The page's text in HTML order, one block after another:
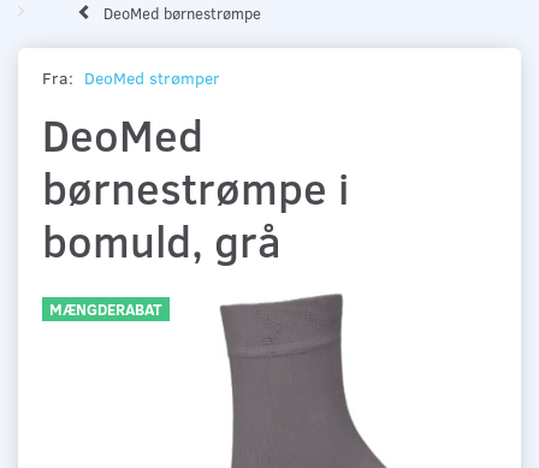
DeoMed børnestrømpe
Fra: DeoMed strømper
DeoMed
børnestrømpe i
bomuld, grå
MÆNGDERABAT